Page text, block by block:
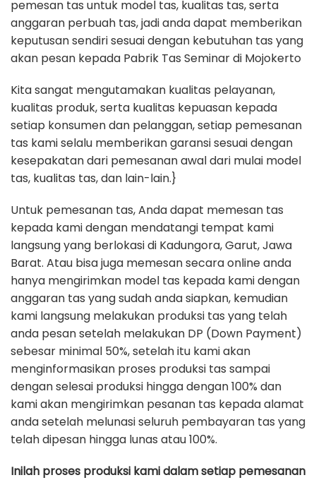
pemesan tas untuk model tas, kualitas tas, serta
anggaran perbuah tas, jadi anda dapat memberikan
keputusan sendiri sesuai dengan kebutuhan tas yang
akan pesan kepada Pabrik Tas Seminar di Mojokerto
Kita sangat mengutamakan kualitas pelayanan,
kualitas produk, serta kualitas kepuasan kepada
setiap konsumen dan pelanggan, setiap pemesanan
tas kami selalu memberikan garansi sesuai dengan
kesepakatan dari pemesanan awal dari mulai model
tas, kualitas tas, dan lain-lain.}
Untuk pemesanan tas, Anda dapat memesan tas
kepada kami dengan mendatangi tempat kami
langsung yang berlokasi di Kadungora, Garut, Jawa
Barat. Atau bisa juga memesan secara online anda
hanya mengirimkan model tas kepada kami dengan
anggaran tas yang sudah anda siapkan, kemudian
kami langsung melakukan produksi tas yang telah
anda pesan setelah melakukan DP (Down Payment)
sebesar minimal 50%, setelah itu kami akan
menginformasikan proses produksi tas sampai
dengan selesai produksi hingga dengan 100% dan
kami akan mengirimkan pesanan tas kepada alamat
anda setelah melunasi seluruh pembayaran tas yang
telah dipesan hingga lunas atau 100%.
Inilah proses produksi kami dalam setiap pemesanan